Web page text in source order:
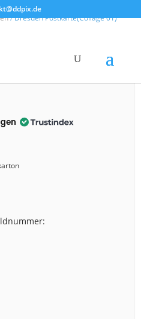
/ Dresden Postkarte(Collage 01)